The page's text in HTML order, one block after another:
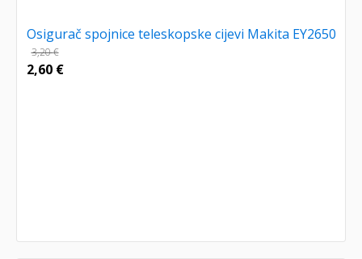
Osigurač spojnice teleskopske cijevi Makita EY2650
3,20€
2,60 €